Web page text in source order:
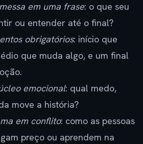
em uma frase: o que seu
ou entender até o final?
obrigatórios: início que
que muda algo, e um final
emocional: qual medo,
move a história?
em conflito: como as pessoas
preço ou aprendem na